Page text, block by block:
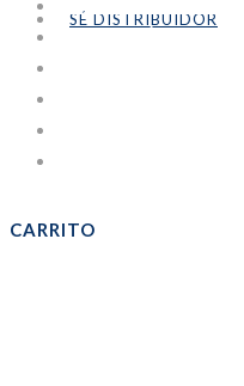
SÉ DISTRIBUIDOR
PANADERÍA Y
CARRITO